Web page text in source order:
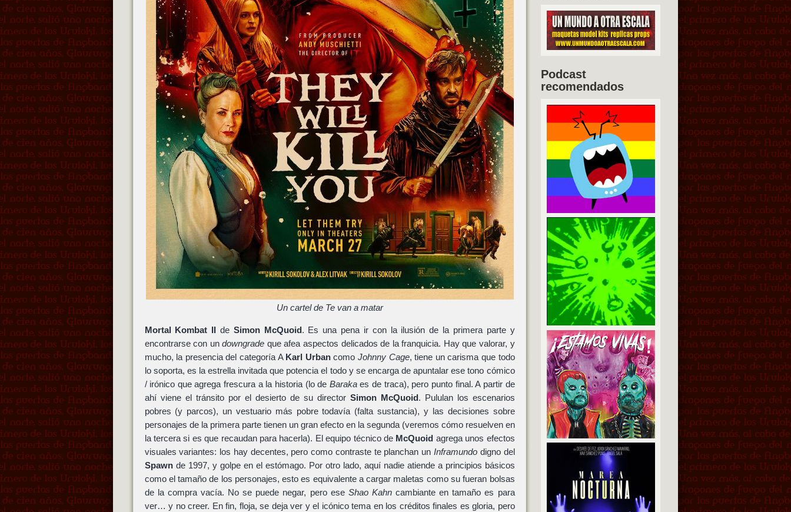
Un cartel de Te van a matar
Mortal Kombat II de Simon McQuoid. Es una pena ir con la ilusión de la primera parte y
encontrarse con undowngrade que afea aspectos delicados de la franquicia. Hay que valorar, y
mucho, la presencia del categoría A Karl Urbancomo Johnny Cage, tiene un carisma que todo
lo soporta, es la estrella invitada que potencia el todo y se encarga de apuntalar ese tono cómico
/ irónico que agrega frescura a la historia (lo de Barakaes de traca), pero punto final. A partir de
ahí viene el tránsito por el desierto de su director Simon McQuoid. Pululan los escenarios
pobres (y parcos), un vestuario más pobre todavía (falta sustancia), y las decisiones sobre
personajes de la primera parte tienen un gran efecto en la segunda (veremos cómo resuelven en
la tercera si es que recaudan para hacerla). El equipo técnico de McQuoid agrega unos efectos
visuales variantes: los hay decentes, pero como contraste te planchan un Inframundo digno del
Spawnde 1997, y golpe en el estómago. Por otro lado, aquí nadie atiende a principios básicos
como el tamaño de los personajes, esto es equivalente a cargar maletas como su fueran bolsas
de la compra vacía. No se puede negar, pero ese Shao Kahncambiante en tamaño es para
ver… y no creer. En fin, floja, se deja ver y el icónico tema en los créditos finales es gloria, pero
Podcast
recomendados